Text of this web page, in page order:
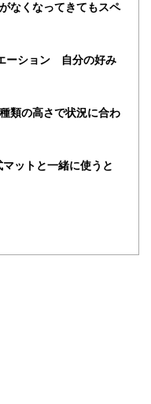
なくなってきてもスペ
ーション 自分の好み
の高さで状況に合わ
ットと一緒に使うと